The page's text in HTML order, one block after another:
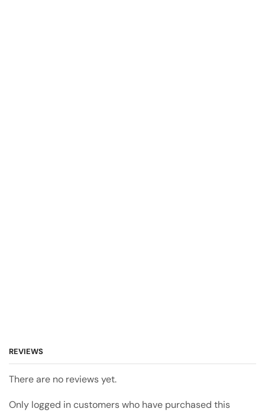
REVIEWS
There are no reviews yet.
Only logged in customers who have purchased this